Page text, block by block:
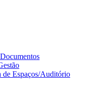
de Espaços/Auditório